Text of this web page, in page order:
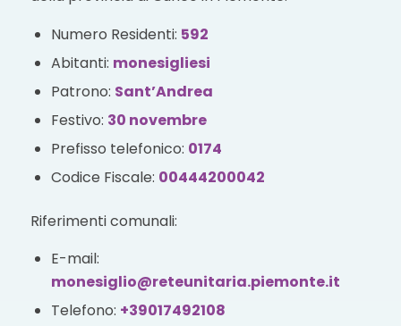
Numero Residenti: 592
Abitanti: monesigliesi
Patrono: Sant’Andrea
Festivo: 30 novembre
Prefisso telefonico: 0174
Codice Fiscale: 00444200042
Riferimenti comunali:
E-mail:
monesiglio@reteunitaria.piemonte.it
Telefono: +39017492108